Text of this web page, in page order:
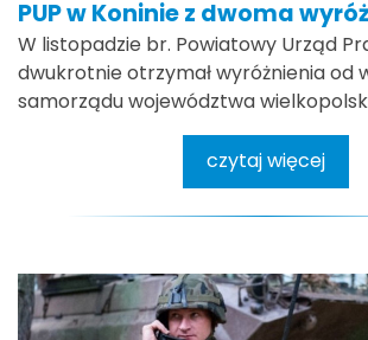
PUP w Koninie z dwoma
W listopadzie br. Powiatowy Urząd
dwukrotnie otrzymał wyróżnienia od
samorządu województwa
czytaj więcej